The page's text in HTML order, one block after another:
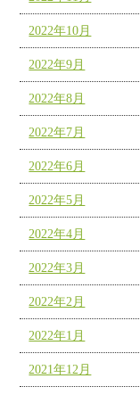
2022年10月
2022年9月
2022年8月
2022年7月
2022年6月
2022年5月
2022年4月
2022年3月
2022年2月
2022年1月
2021年12月